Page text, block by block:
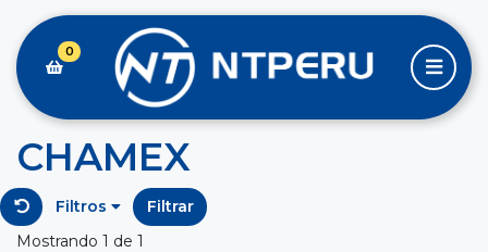
0
CHAMEX
Filtros
Filtrar
Mostrando 1 de 1